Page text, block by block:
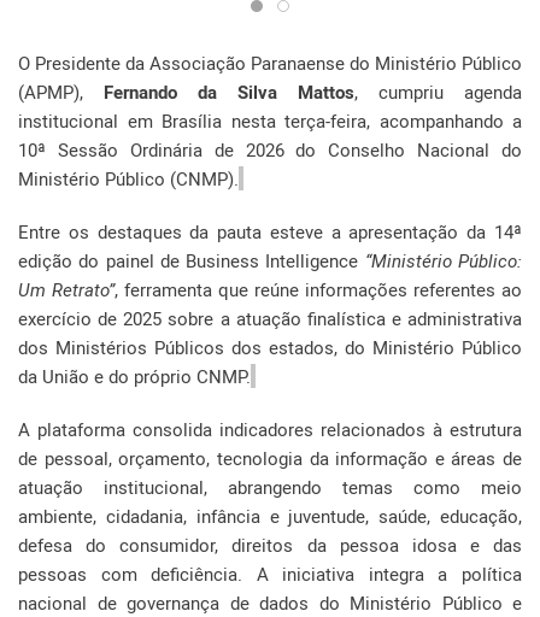
O Presidente da Associação Paranaense do Ministério Público
(APMP), Fernando da Silva Mattos, cumpriu agenda
institucional em Brasília nesta terça-feira, acompanhando a
10ª Sessão Ordinária de 2026 do Conselho Nacional do
Ministério Público (CNMP).
Entre os destaques da pauta esteve a apresentação da 14ª
edição do painel de Business Intelligence “Ministério Público:
Um Retrato”, ferramenta que reúne informações referentes ao
exercício de 2025 sobre a atuação finalística e administrativa
dos Ministérios Públicos dos estados, do Ministério Público
da União e do próprio CNMP.
A plataforma consolida indicadores relacionados à estrutura
de pessoal, orçamento, tecnologia da informação e áreas de
atuação institucional, abrangendo temas como meio
ambiente, cidadania, infância e juventude, saúde, educação,
defesa do consumidor, direitos da pessoa idosa e das
pessoas com deficiência. A iniciativa integra a política
nacional de governança de dados do Ministério Público e